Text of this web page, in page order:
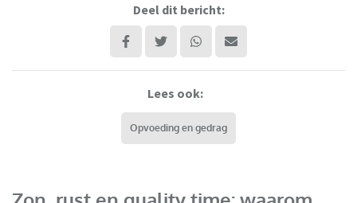
Deel dit bericht:
Lees ook:
Opvoeding en gedrag